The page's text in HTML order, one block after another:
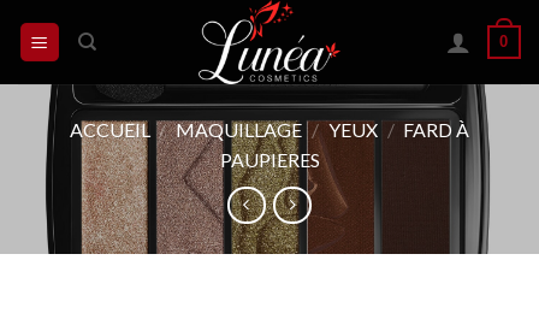
0
ACCUEIL / MAQUILLAGE / YEUX / FARD À
PAUPIERES